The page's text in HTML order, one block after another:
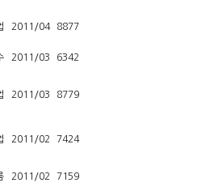
2011/04 8877
2011/03 6342
2011/03 8779
2011/02 7424
2011/02 7159